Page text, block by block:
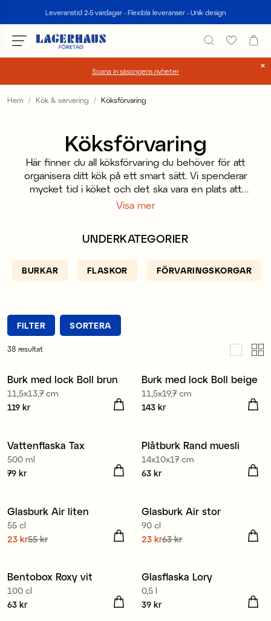
Leveranstid 2-5 vardagar - Flexibla leveranser - Unik design
Spana in säsongens nyheter
Välj språk / valuta
FI / EUR
NO / NKR
Hem Kök & servering Köksförvaring
Köksförvaring
Här finner du all köksförvaring du behöver för att
organisera ditt kök på ett smart sätt. Vi spenderar
mycket tid i köket och det ska vara en plats att
trivas på. Genom att sortera och organisera i köket
sylt, havregryn eller helgens bärskörd i någon av
Visa mer
UNDERKATEGORIER
BURKAR FLASKOR FÖRVARINGSKORGAR
FILTER SORTERA
38 resultat
Nyhet
Burk med lock Boll brun
11,5x13,7 cm
Pris:119 kr
119 kr
Nyhet
Burk med lock Boll beige
11,5x19,7 cm
Pris :143 kr
143 kr
Nyhet
Vattenflaska Tax
500 ml
Pris:
79 kr
Plåtburk Rand muesli
14x10x17 cm
Pris:
63 kr
Glasburk Air liten
55 cl
Nuvarande pris
23 kr55 kr
Glasburk Air stor
90 cl
Nuvarande pris
23 kr63 kr
Bentobox Roxy vit
100 cl
Pris:
63 kr
Glasflaska Lory
0,5 l
Pris:
39 kr